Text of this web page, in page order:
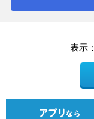
表示：